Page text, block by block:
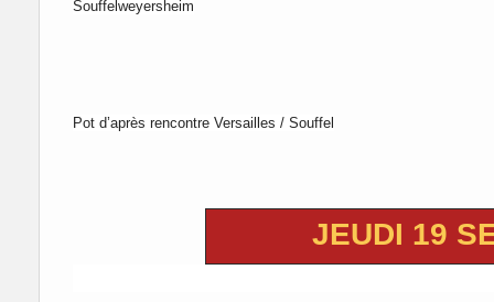
Souffelweyersheim
Pot d’après rencontre Versailles / Souffel
JEUDI 19